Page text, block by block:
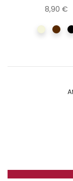
contention
8,90 €
Beige